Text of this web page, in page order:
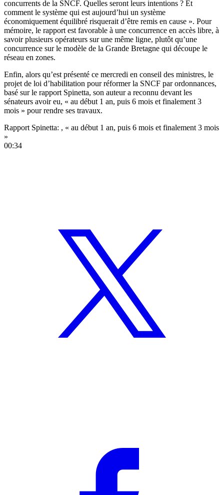
concurrents de la SNCF. Quelles seront leurs intentions ? Et
comment le système qui est aujourd’hui un système
économiquement équilibré risquerait d’être remis en cause ». Pour
mémoire, le rapport est favorable à une concurrence en accès libre, à
savoir plusieurs opérateurs sur une même ligne, plutôt qu’une
concurrence sur le modèle de la Grande Bretagne qui découpe le
réseau en zones.
Enfin, alors qu’est présenté ce mercredi en conseil des ministres, le
projet de loi d’habilitation pour réformer la SNCF par ordonnances,
basé sur le rapport Spinetta, son auteur a reconnu devant les
sénateurs avoir eu, « au début 1 an, puis 6 mois et finalement 3
mois » pour rendre ses travaux.
Rapport Spinetta: , « au début 1 an, puis 6 mois et finalement 3 mois
»
00:34